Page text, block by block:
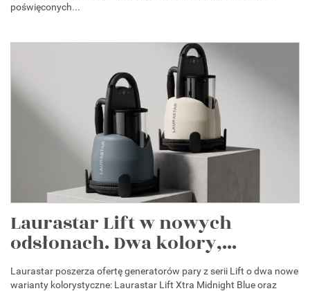
poświęconych...
Laurastar Lift w nowych
odsłonach. Dwa kolory,...
Laurastar poszerza ofertę generatorów pary z serii Lift o dwa nowe
warianty kolorystyczne: Laurastar Lift Xtra Midnight Blue oraz